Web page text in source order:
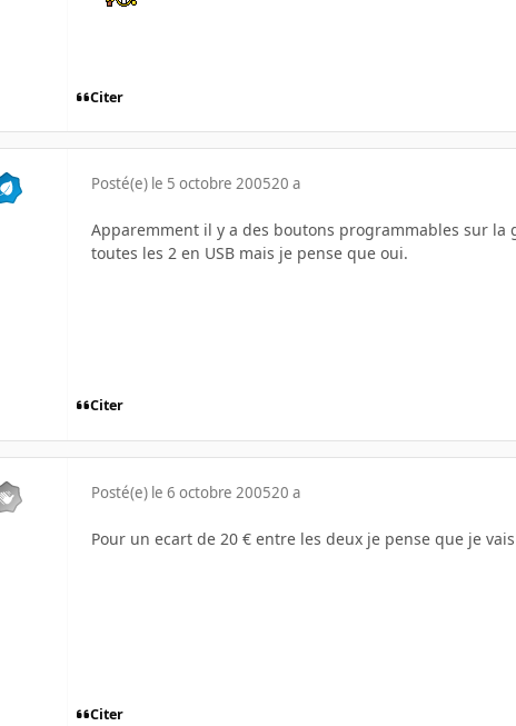
Citer
Posté(e) le 5 octobre 200520 a
Apparemment il y a des boutons programmables sur la
toutes les 2 en USB mais je pense que oui.
Citer
Posté(e) le 6 octobre 200520 a
Pour un ecart de 20 € entre les deux je pense que je
Citer